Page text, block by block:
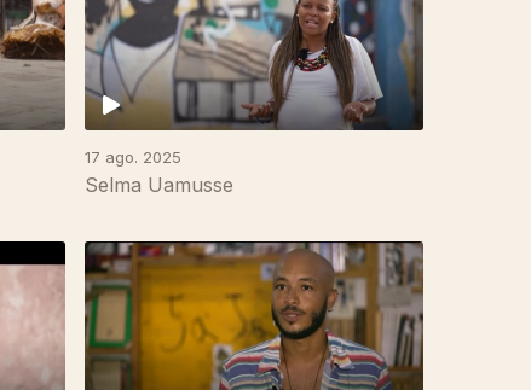
17 ago. 2025
Selma Uamusse